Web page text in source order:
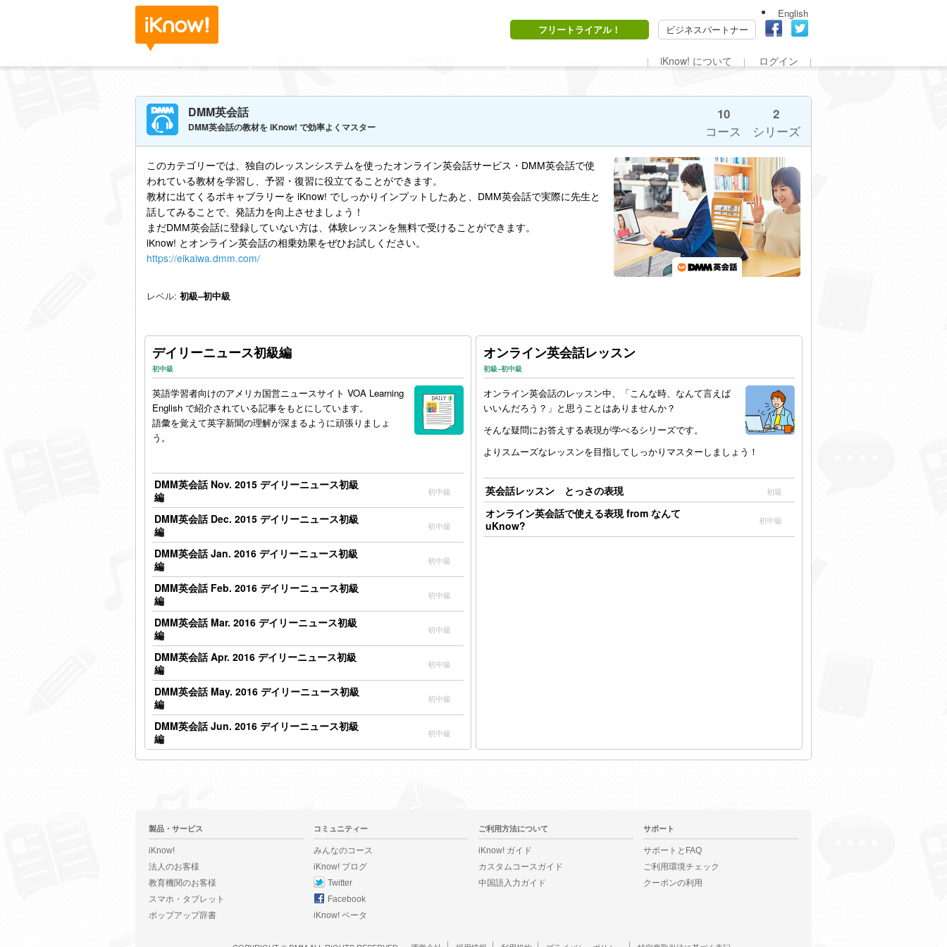
English
フリートライアル！
ビジネスパートナー
iKnow! について ログイン
DMM英会話
DMM英会話の教材を iKnow! で効率よくマスター
10
コース
2
シリーズ
このカテゴリーでは、独自のレッスンシステムを使ったオンライン英会話サービス・DMM英会話で使
われている教材を学習し、予習・復習に役立てることができます。
教材に出てくるボキャブラリーを iKnow! でしっかりインプットしたあと、DMM英会話で実際に先生と
話してみることで、発話力を向上させましょう！
まだDMM英会話に登録していない方は、体験レッスンを無料で受けることができます。
iKnow! とオンライン英会話の相乗効果をぜひお試しください。
https://eikaiwa.dmm.com/
レベル: 初級–初中級
デイリーニュース初級編
初中級
英語学習者向けのアメリカ国営ニュースサイト VOA Learning
English で紹介されている記事をもとにしています。
語彙を覚えて英字新聞の理解が深まるように頑張りましょ
う。
オンライン英会話レッスン
初級–初中級
オンライン英会話のレッスン中、「こんな時、なんて言えば
いいんだろう？」と思うことはありませんか？
そんな疑問にお答えする表現が学べるシリーズです。
よりスムーズなレッスンを目指してしっかりマスターしましょう！
DMM英会話 Nov. 2015 デイリーニュース初級
編
初中級
DMM英会話 Dec. 2015 デイリーニュース初級
編
初中級
DMM英会話 Jan. 2016 デイリーニュース初級
編
初中級
DMM英会話 Feb. 2016 デイリーニュース初級
編
初中級
DMM英会話 Mar. 2016 デイリーニュース初級
編
初中級
DMM英会話 Apr. 2016 デイリーニュース初級
編
初中級
DMM英会話 May. 2016 デイリーニュース初級
編
初中級
DMM英会話 Jun. 2016 デイリーニュース初級
編
初中級
英会話レッスン とっさの表現 初級
オンライン英会話で使える表現 from なんて
uKnow?
初中級
製品・サービス
iKnow!
法人のお客様
教育機関のお客様
スマホ・タブレット
ポップアップ辞書
コミュニティー
みんなのコース
iKnow! ブログ
Twitter
Facebook
iKnow! ベータ
ご利用方法について
iKnow! ガイド
カスタムコースガイド
中国語入力ガイド
サポート
サポートとFAQ
ご利用環境チェック
クーポンの利用